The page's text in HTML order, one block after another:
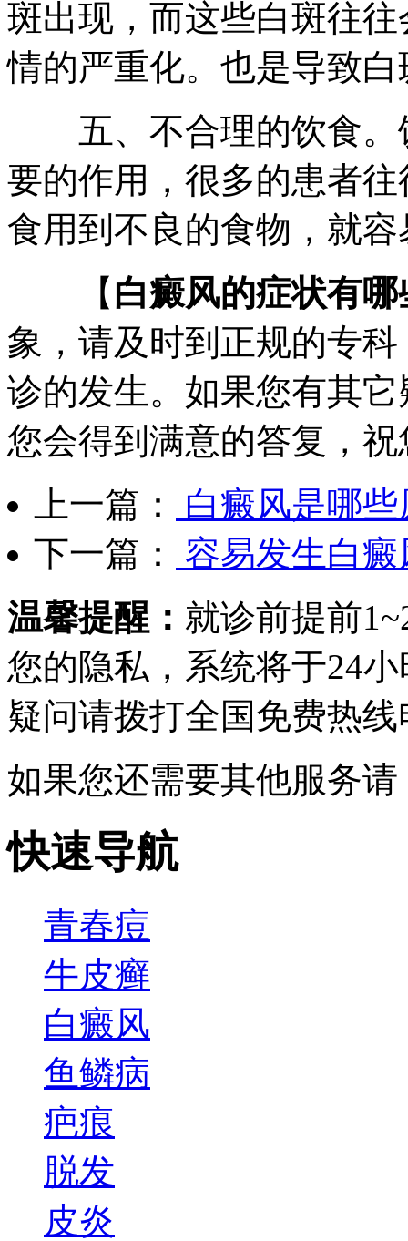
斑出现，而这些白斑往
情的严重化。也是导致
五、不合理的饮食。
要的作用，很多的患者
食用到不良的食物，就
【 白癜风的症状有哪
象，请及时到正规的专
诊的发生。如果您有其
您会得到满意的答复，
上一篇：
白癜风是哪
下一篇：
容易发生白
温馨提醒： 就诊前提前
您的隐私，系统将于24
疑问请拨打全国免费热线
如果您还需要其他服务
快速导航
青春痘
牛皮癣
白癜风
鱼鳞病
疤痕
脱发
皮炎